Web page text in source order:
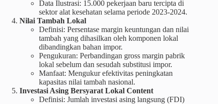
Data Ilustrasi: 15.000 pekerjaan baru tercipta di
sektor alat kesehatan selama periode 2023-2024.
Nilai Tambah Lokal
Definisi: Persentase margin keuntungan dan nilai
tambah yang dihasilkan oleh komponen lokal
dibandingkan bahan impor.
Pengukuran: Perbandingan gross margin pabrik
lokal sebelum dan sesudah substitusi impor.
Manfaat: Mengukur efektivitas peningkatan
kapasitas nilai tambah nasional.
Investasi Asing Bersyarat Lokal Content
Definisi: Jumlah investasi asing langsung (FDI)